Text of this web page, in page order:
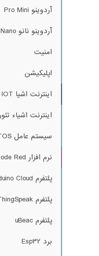
آردوینو Pro Mini
آردوینو نانو Nano
امنیت
اپلیکیشن
اینترنت اشیا IOT
اینترنت اشیاء
سیستم عامل FreeRTOS
نرم افزار Node Red
پلتفرم Arduino Cloud
پلتفرم ThingSpeak
پلتفرم uBeac
برد Esp32